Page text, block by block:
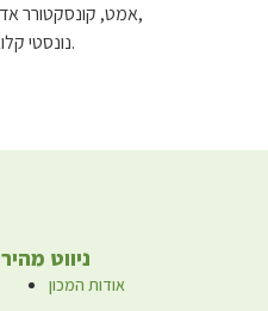
אמט, קונסקטורר אדיפיסינג אלית קונדימנטום קורוס בליקרה,
נונסטי קלובר בריקנה סטום, לפריקך תצטריק לרטי.
ניווט מהיר
אודות המכון